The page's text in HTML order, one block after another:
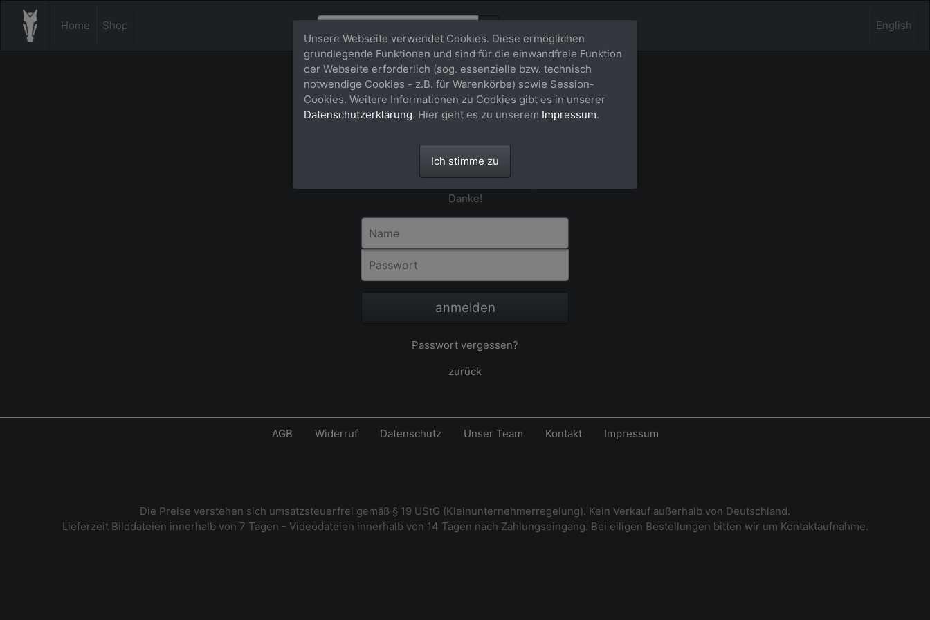
Home Shop English
Anmeldung
Für eine Bestellung in unserem Shop ist
dem Check-out-Vorgang über dem
Danke!
Passwort
anmelden
Passwort vergessen?
zurück
Unsere Webseite verwendet Cookies. Diese ermöglichen
grundlegende Funktionen und sind für die einwandfreie Funktion
der Webseite erforderlich (sog. essenzielle bzw. technisch
notwendige Cookies - z.B. für Warenkörbe) sowie Session-
Cookies. Weitere Informationen zu Cookies gibt es in unserer
Datenschutzerklärung. Hier geht es zu unserem Impressum.
Ich stimme zu
AGB Widerruf Datenschutz Unser Team Kontakt Impressum
Die Preise verstehen sich umsatzsteuerfrei gemäß § 19 UStG (Kleinunternehmerregelung). Kein Verkauf außerhalb von Deutschland.
Lieferzeit Bilddateien innerhalb von 7 Tagen - Videodateien innerhalb von 14 Tagen nach Zahlungseingang. Bei eiligen Bestellungen bitten wir um Kontaktaufnahme.